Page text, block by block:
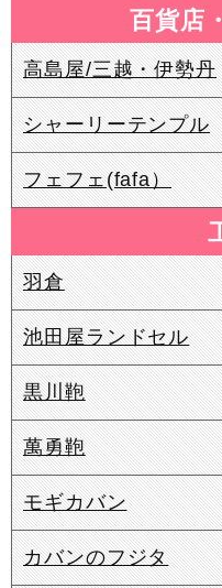
百貨店
高島屋/三越・伊勢丹
シャーリーテンプル
フェフェ(fafa）
羽倉
池田屋ランドセル
黒川鞄
萬勇鞄
モギカバン
カバンのフジタ